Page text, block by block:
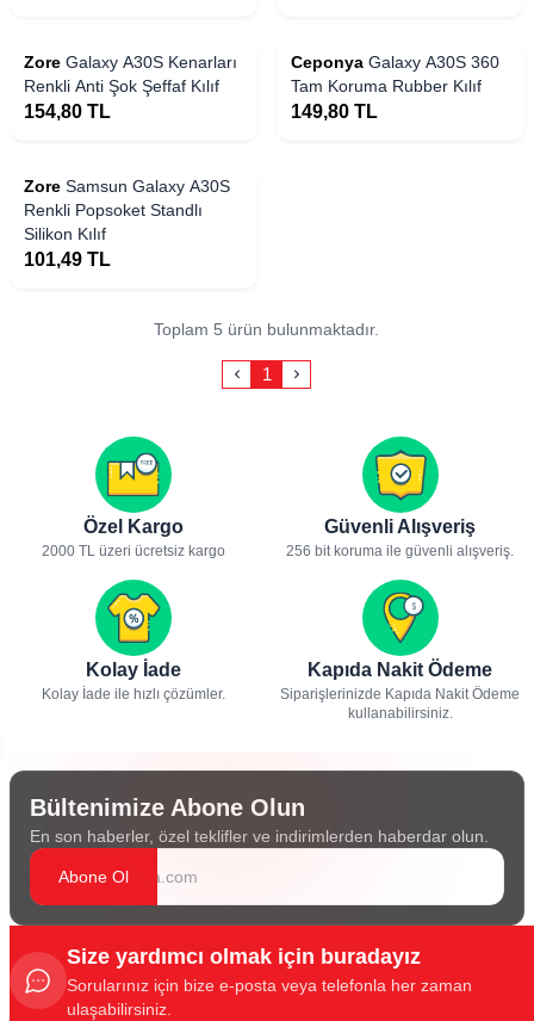
Zore Galaxy A30S Kenarları
Renkli Anti Şok Şeffaf Kılıf
154,80 TL
Ceponya Galaxy A30S 360
Tam Koruma Rubber Kılıf
149,80 TL
Zore Samsun Galaxy A30S
Renkli Popsoket Standlı
Silikon Kılıf
101,49 TL
Toplam 5 ürün bulunmaktadır.
1
Özel Kargo
2000 TL üzeri ücretsiz kargo
Güvenli Alışveriş
256 bit koruma ile güvenli alışveriş.
Kolay İade
Kolay İade ile hızlı çözümler.
Kapıda Nakit Ödeme
Siparişlerinizde Kapıda Nakit Ödeme
kullanabilirsiniz.
Bültenimize Abone Olun
En son haberler, özel teklifler ve indirimlerden haberdar olun.
Abone Ol
Size yardımcı olmak için buradayız
Sorularınız için bize e-posta veya telefonla her zaman
ulaşabilirsiniz.